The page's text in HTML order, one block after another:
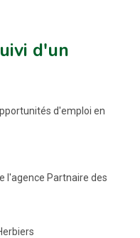
d'un
d'emploi en
l'agence Partnaire des